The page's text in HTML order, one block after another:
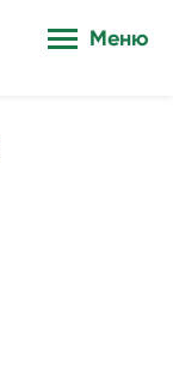
Меню